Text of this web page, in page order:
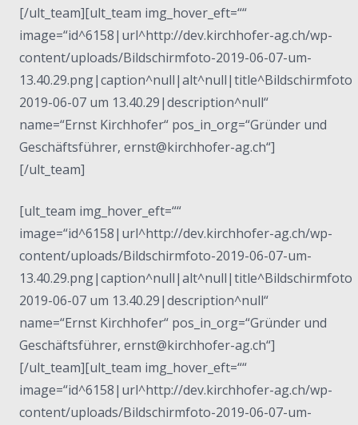
[/ult_team][ult_team img_hover_eft=““
image=“id^6158|url^http://dev.kirchhofer-ag.ch/wp-
content/uploads/Bildschirmfoto-2019-06-07-um-
13.40.29.png|caption^null|alt^null|title^Bildschirmfoto
2019-06-07 um 13.40.29|description^null“
name=“Ernst Kirchhofer“ pos_in_org=“Gründer und
Geschäftsführer, ernst@kirchhofer-ag.ch“]
[/ult_team]
[ult_team img_hover_eft=““
image=“id^6158|url^http://dev.kirchhofer-ag.ch/wp-
content/uploads/Bildschirmfoto-2019-06-07-um-
13.40.29.png|caption^null|alt^null|title^Bildschirmfoto
2019-06-07 um 13.40.29|description^null“
name=“Ernst Kirchhofer“ pos_in_org=“Gründer und
Geschäftsführer, ernst@kirchhofer-ag.ch“]
[/ult_team][ult_team img_hover_eft=““
image=“id^6158|url^http://dev.kirchhofer-ag.ch/wp-
content/uploads/Bildschirmfoto-2019-06-07-um-